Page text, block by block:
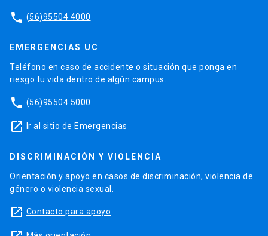
phone (56)95504 4000
EMERGENCIAS UC
Teléfono en caso de accidente o situación que ponga en
riesgo tu vida dentro de algún campus.
phone (56)95504 5000
launch Ir al sitio de Emergencias
DISCRIMINACIÓN Y VIOLENCIA
Orientación y apoyo en casos de discriminación, violencia de
género o violencia sexual.
launch Contacto para apoyo